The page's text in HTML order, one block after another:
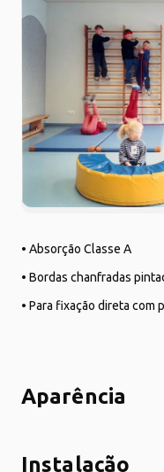
• Absorção Classe A
• Bordas chanfradas
• Para fixação direta com
Aparência
Instalação